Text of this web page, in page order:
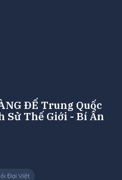
ĐẾ Trung Quốc
Sử Thế Giới - Bí Ẩn
Đại Việt